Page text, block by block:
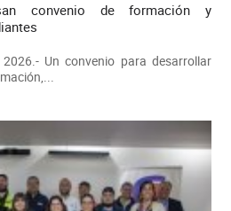
convenio de formación y
Un convenio para desarrollar